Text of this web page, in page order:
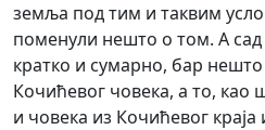
земља под тим и таквим
поменули нешто о том. А
кратко и сумарно, бар
Кочићевог човека, а то, као
и човека из Кочићевог